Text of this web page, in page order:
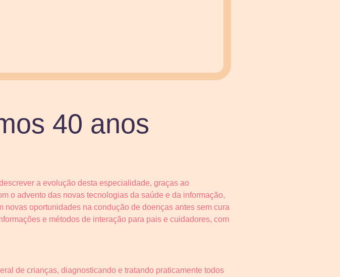
40 anos
a evolução desta especialidade, graças ao
o advento das novas tecnologias da saúde e da informação,
oportunidades na condução de doenças antes sem cura
e métodos de interação para pais e cuidadores, com
de crianças, diagnosticando e tratando praticamente todos